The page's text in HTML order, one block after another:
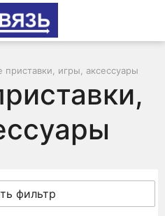
приставки, игры, аксессуары
фильтр